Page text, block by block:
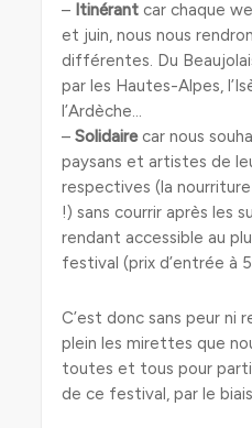
– Itinérant car chaque
et juin, nous nous
différentes. Du
par les Hautes-Alpes,
l’Ardèche…
–Solidairecar nous
paysans et artistes de
respectives (la
!) sans courrir après les
rendant accessible au
festival (prix d’entrée à
C’est donc sans peur ni
plein les mirettes que
toutes et tous pour
de ce festival, par le